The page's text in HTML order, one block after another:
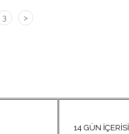
3 >
14 GÜN